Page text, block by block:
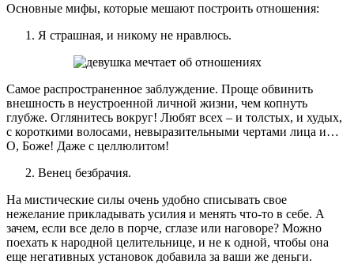
Основные мифы, которые мешают построить отношения:
Я страшная, и никому не нравлюсь.
Самое распространенное заблуждение. Проще обвинить
внешность в неустроенной личной жизни, чем копнуть
глубже. Оглянитесь вокруг! Любят всех – и толстых, и худых,
с короткими волосами, невыразительными чертами лица и…
О, Боже! Даже с целлюлитом!
Венец безбрачия.
На мистические силы очень удобно списывать свое
нежелание прикладывать усилия и менять что-то в себе. А
зачем, если все дело в порче, сглазе или наговоре? Можно
поехать к народной целительнице, и не к одной, чтобы она
еще негативных установок добавила за ваши же деньги.